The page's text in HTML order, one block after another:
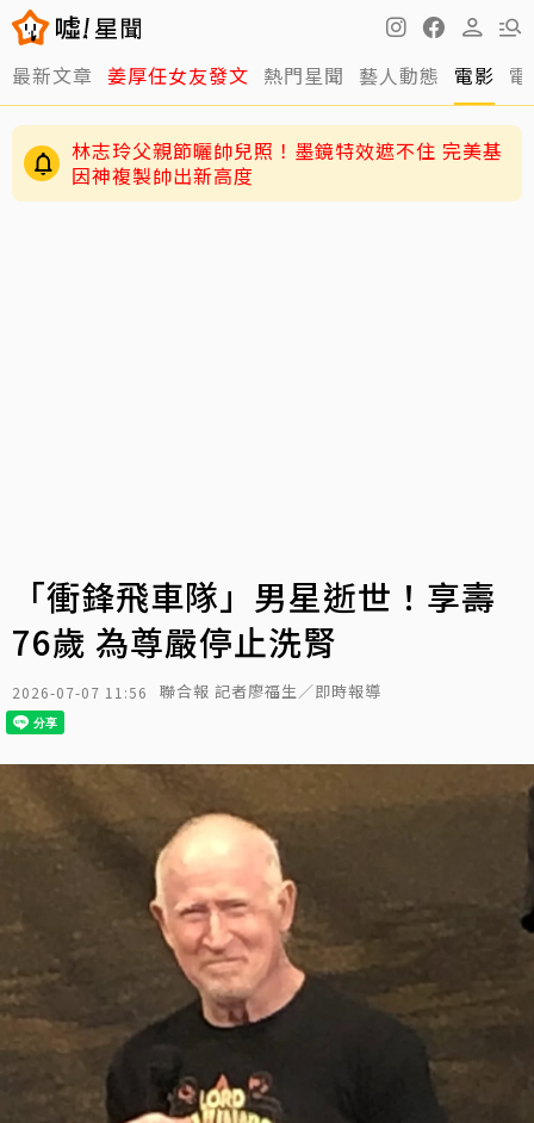
最新文章 姜厚任女友發文 熱門星聞 藝人動態 電影
林志玲父親節曬帥兒照！墨鏡特效遮不住 完美基
因神複製帥出新高度
「衝鋒飛車隊」男星逝世！享壽
76歲 為尊嚴停止洗腎
2026-07-07 11:56 聯合報 記者廖福生／即時報導